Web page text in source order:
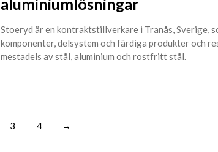
Stoeryd är en kontraktstillverkare i Tranås, Sverige,
komponenter, delsystem och färdiga produkter och
mestadels av stål, aluminium och rostfritt stål.
3 4 →